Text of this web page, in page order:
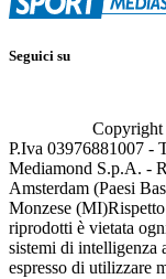
Seguici su
P.Iva 03976881007 -
Mediamond S.p.A. -
Amsterdam (Paesi
Monzese (MI)
riprodotti è vietata
sistemi di intelligenza
espresso di utilizzare